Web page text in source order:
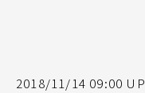
2018/11/14 09:00 UP